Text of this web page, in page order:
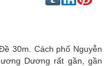
30m. Cách phố Nguyễn
Dương rất gần, gần